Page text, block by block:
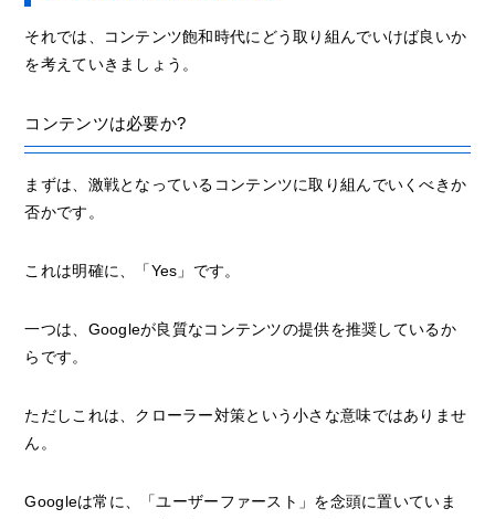
それでは、コンテンツ飽和時代にどう取り組んでいけば良いか
を考えていきましょう。
コンテンツは必要か?
まずは、激戦となっているコンテンツに取り組んでいくべきか
否かです。
これは明確に、「Yes」です。
一つは、Googleが良質なコンテンツの提供を推奨しているか
らです。
ただしこれは、クローラー対策という小さな意味ではありませ
ん。
Googleは常に、「ユーザーファースト」を念頭に置いていま